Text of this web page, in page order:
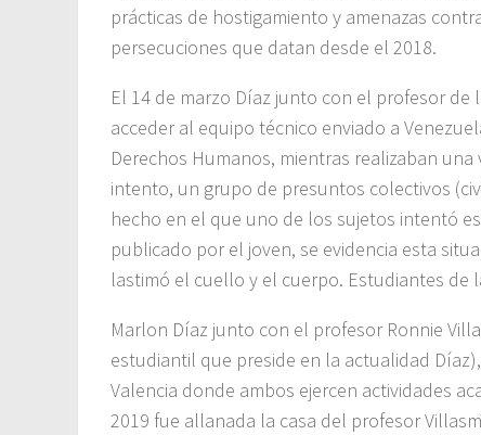
prácticas de hostigamiento y amenazas
persecuciones que datan desde el 2018.
El 14 de marzo Díaz junto con el profesor
acceder al equipo técnico enviado a
Derechos Humanos, mientras realizaban
intento, un grupo de presuntos colectivos
hecho en el que uno de los sujetos intentó
publicado por el joven, se evidencia esta
lastimó el cuello y el cuerpo. Estudiantes de
Marlon Díaz junto con el profesor Ronnie
estudiantil que preside en la actualidad
Valencia donde ambos ejercen actividades
2019 fue allanada la casa del profesor